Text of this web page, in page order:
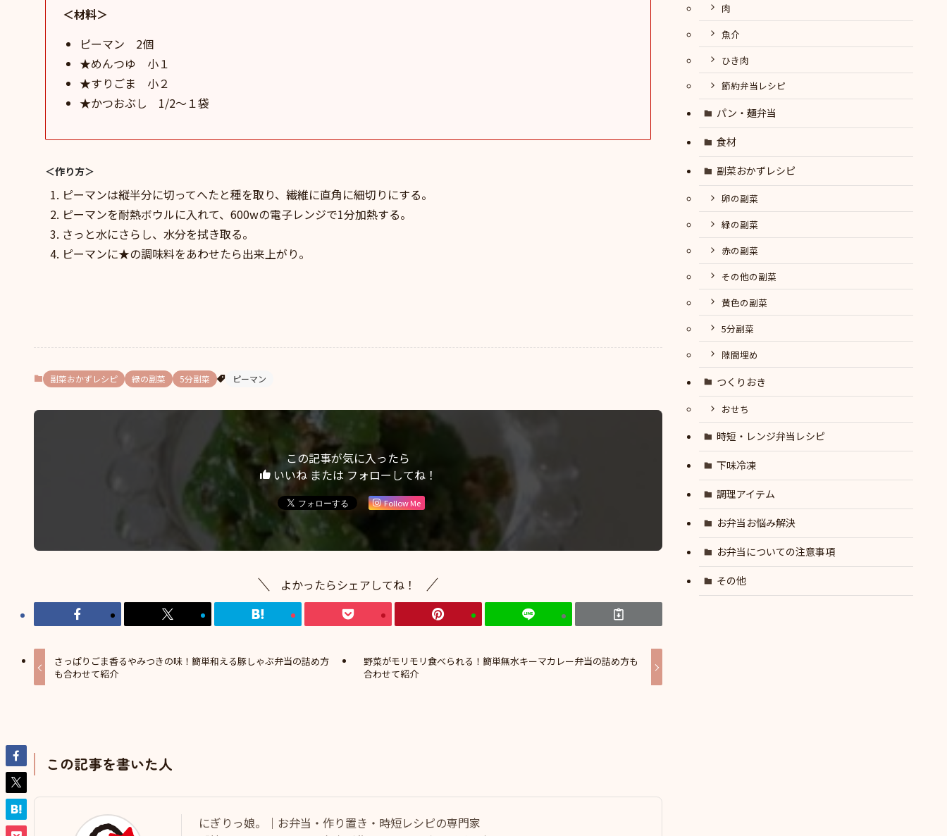
＜材料＞
ピーマン 2個
★めんつゆ 小１
★すりごま 小２
★かつおぶし 1/2〜１袋
＜作り方＞
ピーマンは縦半分に切ってへたと種を取り、繊維に直角に細切りにする。
ピーマンを耐熱ボウルに入れて、600wの電子レンジで1分加熱する。
さっと水にさらし、水分を拭き取る。
ピーマンに★の調味料をあわせたら出来上がり。
副菜おかずレシピ 緑の副菜 5分副菜 ピーマン
この記事が気に入ったら
いいね または フォローしてね！
Follow Me
よかったらシェアしてね！
さっぱりごま香るやみつきの味！簡単和える豚しゃぶ弁当の詰め方
も合わせて紹介
野菜がモリモリ食べられる！簡単無水キーマカレー弁当の詰め方も
合わせて紹介
この記事を書いた人
にぎりっ娘。｜お弁当・作り置き・時短レシピの専門家
肉
魚介
ひき肉
節約弁当レシピ
パン・麺弁当
食材
副菜おかずレシピ
卵の副菜
緑の副菜
赤の副菜
その他の副菜
黄色の副菜
5分副菜
隙間埋め
つくりおき
おせち
時短・レンジ弁当レシピ
下味冷凍
調理アイテム
お弁当お悩み解決
お弁当についての注意事項
その他